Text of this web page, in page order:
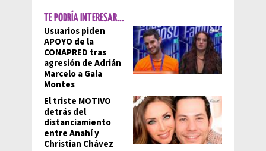
TE PODRÍA INTERESAR...
Usuarios piden
APOYO de la
CONAPRED tras
agresión de Adrián
Marcelo a Gala
Montes
El triste MOTIVO
detrás del
distanciamiento
entre Anahí y
Christian Chávez